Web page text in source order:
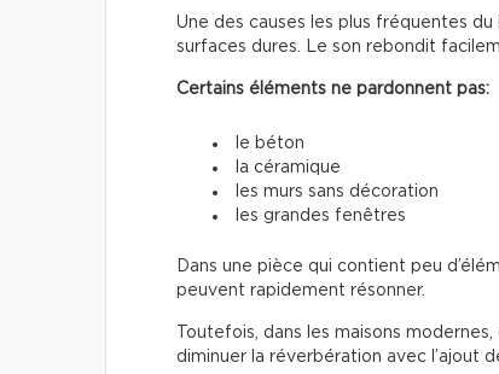
Une des causes les plus fréquentes
surfaces dures. Le son rebondit
Certains éléments ne pardonnent pas:
le béton
la céramique
les murs sans décoration
les grandes fenêtres
Dans une pièce qui contient peu
peuvent rapidement résonner.
Toutefois, dans les maisons
diminuer la réverbération avec l’ajout